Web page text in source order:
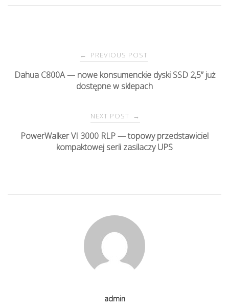
P
← PREVIOUS POST
Dahua C800A — nowe konsumenckie dyski SSD 2,5” już
dostępne w sklepach
NEXT POST →
PowerWalker VI 3000 RLP — topowy przedstawiciel
kompaktowej serii zasilaczy UPS
admin